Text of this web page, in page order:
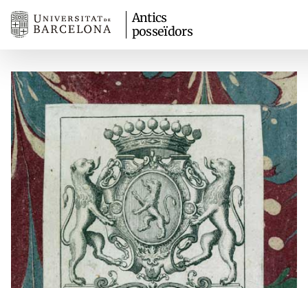
Antics
posseïdors